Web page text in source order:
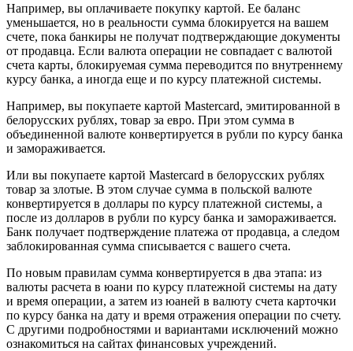
Например, вы оплачиваете покупку картой. Ее баланс
уменьшается, но в реальности сумма блокируется на вашем
счете, пока банкиры не получат подтверждающие документы
от продавца. Если валюта операции не совпадает с валютой
счета карты, блокируемая сумма переводится по внутреннему
курсу банка, а иногда еще и по курсу платежной системы.
Например, вы покупаете картой Mastercard, эмитированной в
белорусских рублях, товар за евро. При этом сумма в
объединенной валюте конвертируется в рубли по курсу банка
и замораживается.
Или вы покупаете картой Mastercard в белорусских рублях
товар за злотые. В этом случае сумма в польской валюте
конвертируется в доллары по курсу платежной системы, а
после из долларов в рубли по курсу банка и замораживается.
Банк получает подтверждение платежа от продавца, а следом
заблокированная сумма списывается с вашего счета.
По новым правилам сумма конвертируется в два этапа: из
валюты расчета в юани по курсу платежной системы на дату
и время операции, а затем из юаней в валюту счета карточки
по курсу банка на дату и время отражения операции по счету.
С другими подробностями и вариантами исключений можно
ознакомиться на сайтах финансовых учреждений.